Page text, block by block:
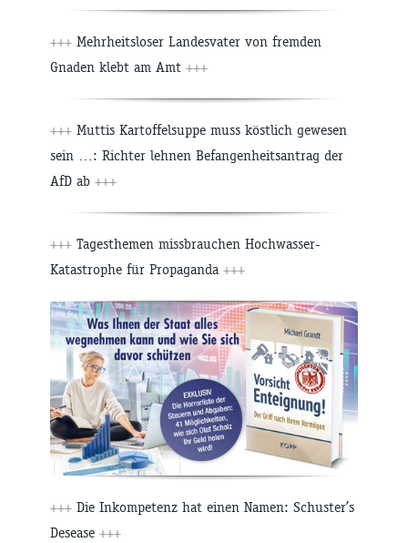
+++ Mehrheitsloser Landesvater von fremden
Gnaden klebt am Amt +++
+++ Muttis Kartoffelsuppe muss köstlich gewesen
sein …: Richter lehnen Befangenheitsantrag der
AfD ab +++
+++ Tagesthemen missbrauchen Hochwasser-
Katastrophe für Propaganda +++
+++ Die Inkompetenz hat einen Namen: Schuster’s
Desease +++